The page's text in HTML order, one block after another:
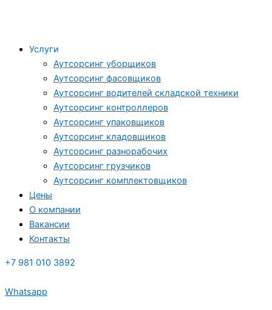
Услуги
Аутсорсинг уборщиков
Аутсорсинг фасовщиков
Аутсорсинг водителей складской техники
Аутсорсинг контроллеров
Аутсорсинг упаковщиков
Аутсорсинг кладовщиков
Аутсорсинг разнорабочих
Аутсорсинг грузчиков
Аутсорсинг комплектовщиков
Цены
О компании
Вакансии
Контакты
+7 981 010 3892
Whatsapp